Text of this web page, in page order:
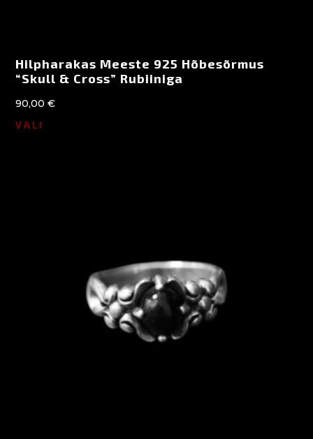
Hilpharakas Meeste 925 Hõbesõrmus
“Skull & Cross” Rubiiniga
90,00€
VALI